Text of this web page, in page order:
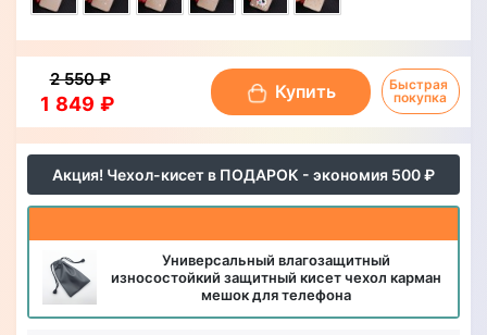
Акция! Чехол-кисет в ПОДАРОК - экономия 500 ₽
Универсальный влагозащитный
износостойкий защитный кисет чехол карман
мешок для телефона
1 849 ₽
2 550 ₽
Купить
Быстрая
покупка